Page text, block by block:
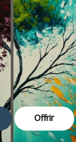
Offrir